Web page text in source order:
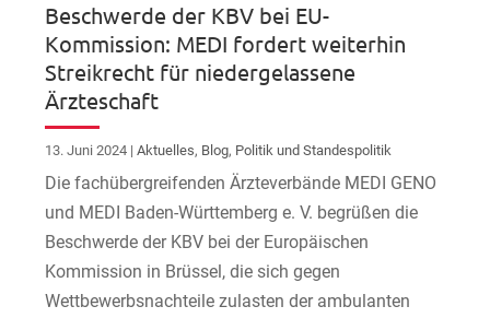
Beschwerde der KBV bei EU-
Kommission: MEDI fordert weiterhin
Streikrecht für niedergelassene
Ärzteschaft
13. Juni 2024 |Aktuelles, Blog, Politik und Standespolitik
Die fachübergreifenden Ärzteverbände MEDI GENO
und MEDI Baden-Württemberg e. V. begrüßen die
Beschwerde der KBV bei der Europäischen
Kommission in Brüssel, die sich gegen
Wettbewerbsnachteile zulasten der ambulanten